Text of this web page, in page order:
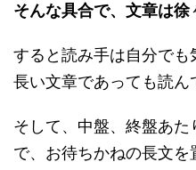
そんな具合で、文章は徐
すると読み手は自分で
長い文章であっても読ん
そして、中盤、終盤あ
で、お待ちかねの長文を